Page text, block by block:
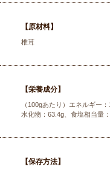
【原材料】
椎茸
【栄養成分】
（100gあたり）エネルギー
水化物：63.4g、食塩相当量
【保存方法】